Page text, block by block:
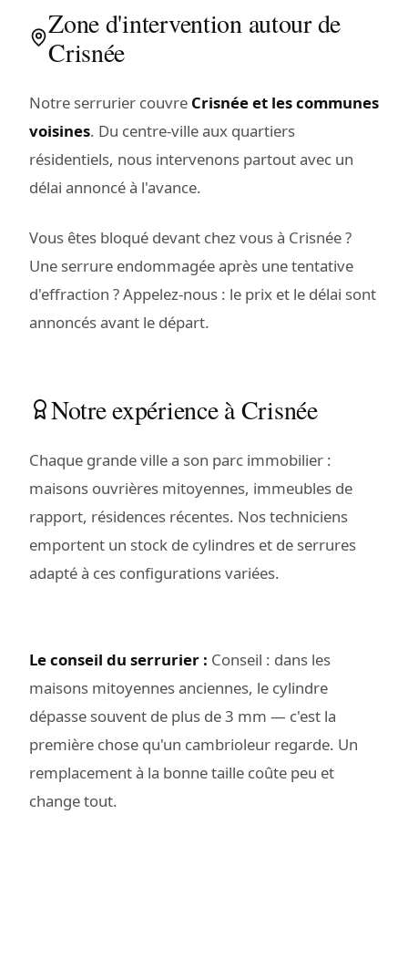
Zone d'intervention autour de
Crisnée
Notre serrurier couvre Crisnée et les communes
voisines. Du centre-ville aux quartiers
résidentiels, nous intervenons partout avec un
délai annoncé à l'avance.
Vous êtes bloqué devant chez vous à Crisnée ?
Une serrure endommagée après une tentative
d'effraction ? Appelez-nous : le prix et le délai sont
annoncés avant le départ.
Notre expérience à Crisnée
Chaque grande ville a son parc immobilier :
maisons ouvrières mitoyennes, immeubles de
rapport, résidences récentes. Nos techniciens
emportent un stock de cylindres et de serrures
adapté à ces configurations variées.
Le conseil du serrurier : Conseil : dans les
maisons mitoyennes anciennes, le cylindre
dépasse souvent de plus de 3 mm — c'est la
première chose qu'un cambrioleur regarde. Un
remplacement à la bonne taille coûte peu et
change tout.